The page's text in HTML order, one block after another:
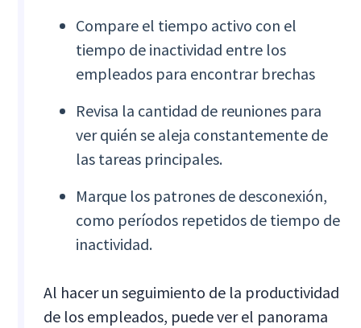
Compare el tiempo activo con el
tiempo de inactividad entre los
empleados para encontrar brechas
Revisa la cantidad de reuniones para
ver quién se aleja constantemente de
las tareas principales.
Marque los patrones de desconexión,
como períodos repetidos de tiempo de
inactividad.
Al hacer un seguimiento de la productividad
de los empleados, puede ver el panorama